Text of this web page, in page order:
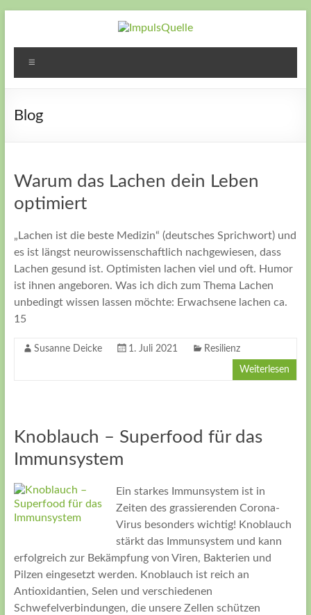
ImpulsQuelle
Zeit für
Veränderung
gehen – Zeit
Blog
Warum das Lachen dein Leben
optimiert
„Lachen ist die beste Medizin“ (deutsches Sprichwort) und
es ist längst neurowissenschaftlich nachgewiesen, dass
Lachen gesund ist. Optimisten lachen viel und oft. Humor
ist ihnen angeboren. Was ich dich zum Thema Lachen
unbedingt wissen lassen möchte: Erwachsene lachen ca.
15
Susanne Deicke 1. Juli 2021 Resilienz
Weiterlesen
Knoblauch – Superfood für das
Immunsystem
Ein starkes Immunsystem ist in
Zeiten des grassierenden Corona-
Virus besonders wichtig! Knoblauch
stärkt das Immunsystem und kann
erfolgreich zur Bekämpfung von Viren, Bakterien und
Pilzen eingesetzt werden. Knoblauch ist reich an
Antioxidantien, Selen und verschiedenen
Schwefelverbindungen, die unsere Zellen schützen